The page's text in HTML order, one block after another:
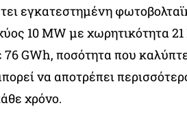
εγκατεστημένη
10 MW με χωρητικότητα
76 GWh, ποσότητα που
να αποτρέπει
χρόνο.